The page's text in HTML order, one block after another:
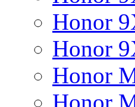
Honor
Honor
Honor
Honor